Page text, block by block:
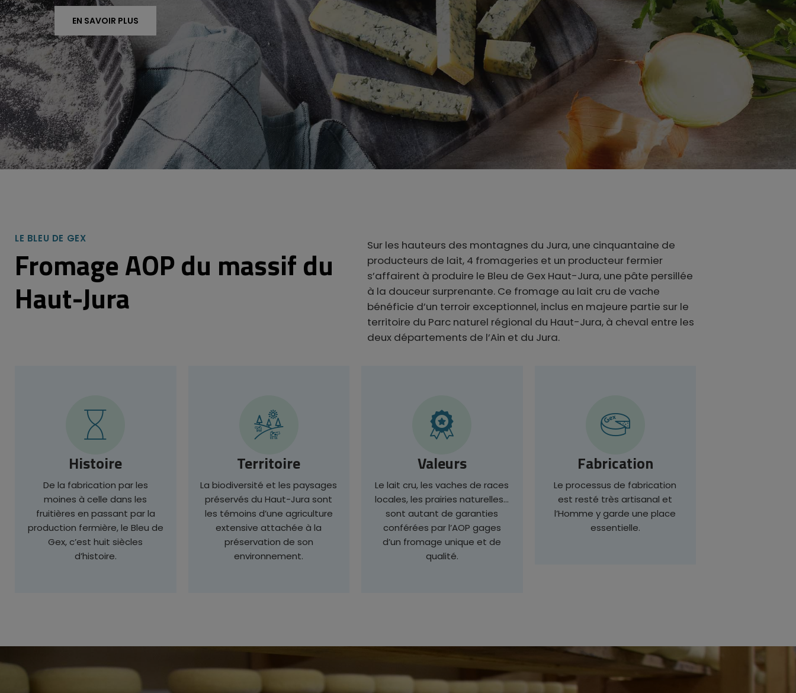
EN SAVOIR PLUS
LE BLEU DE GEX
Fromage AOP du massif du
Haut-Jura
Sur les hauteurs des montagnes du Jura, une cinquantaine de
producteurs de lait, 4 fromageries et un producteur fermier
s’affairent à produire le Bleu de Gex Haut-Jura, une pâte persillée
à la douceur surprenante. Ce fromage au lait cru de vache
bénéficie d’un terroir exceptionnel, inclus en majeure partie sur le
territoire du Parc naturel régional du Haut-Jura, à cheval entre les
deux départements de l’Ain et du Jura.
Histoire
De la fabrication par les
moines à celle dans les
fruitières en passant par la
production fermière, le Bleu de
Gex, c’est huit siècles
d’histoire.
Territoire
La biodiversité et les paysages
préservés du Haut-Jura sont
les témoins d’une agriculture
extensive attachée à la
préservation de son
environnement.
Valeurs
Le lait cru, les vaches de races
locales, les prairies naturelles…
sont autant de garanties
conférées par l’AOP gages
d’un fromage unique et de
qualité.
Fabrication
Le processus de fabrication
est resté très artisanal et
l’Homme y garde une place
essentielle.